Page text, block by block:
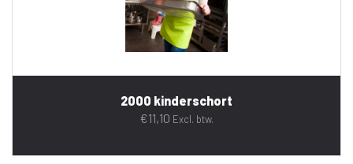
2000 kinderschort
€11,10 Excl. btw.